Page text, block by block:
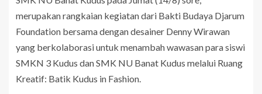
merupakan rangkaian kegiatan dari Bakti Budaya Djarum
Foundation bersama dengan desainer Denny Wirawan
yang berkolaborasi untuk menambah wawasan para siswi
SMKN 3 Kudus dan SMK NU Banat Kudus melalui Ruang
Kreatif: Batik Kudus in Fashion.